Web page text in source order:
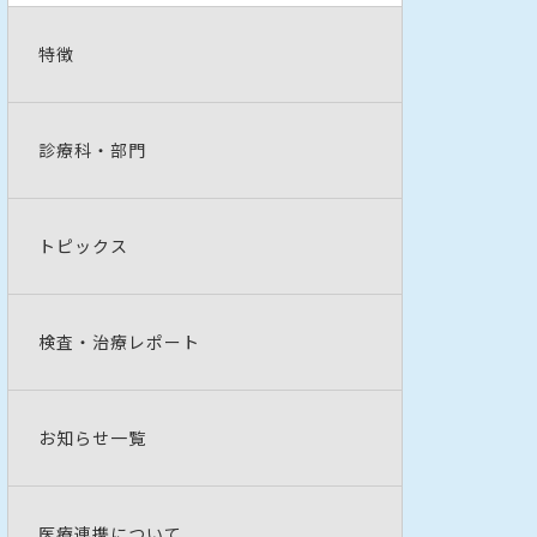
特徴
診療科・部門
トピックス
検査・治療レポート
お知らせ一覧